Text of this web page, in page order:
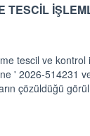
TESCİL
tescil ve
' 2026-514231
çözüldüğü